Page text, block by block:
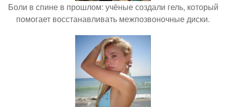
Боли в спине в прошлом: учёные создали гель, который
помогает восстанавливать межпозвоночные диски.